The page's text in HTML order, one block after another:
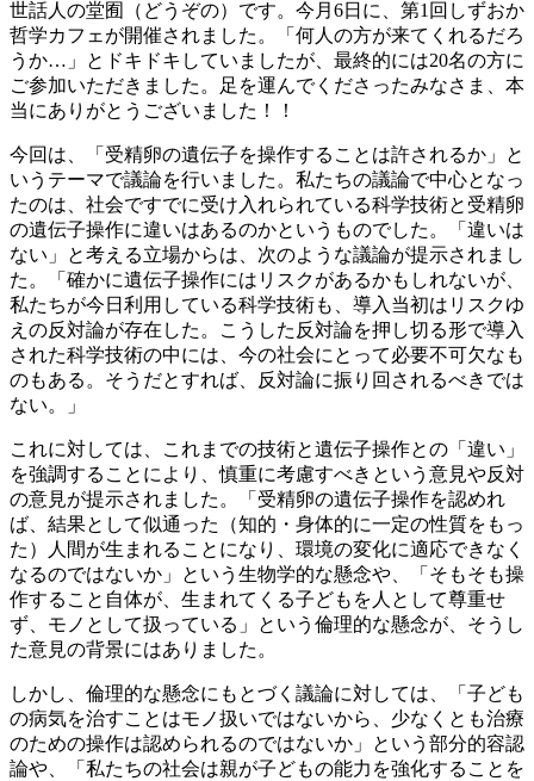
世話人の堂囿（どうぞの）です。今月6日に、第1回しずおか
哲学カフェが開催されました。「何人の方が来てくれるだろ
うか…」とドキドキしていましたが、最終的には20名の方に
ご参加いただきました。足を運んでくださったみなさま、本
当にありがとうございました！！
今回は、「受精卵の遺伝子を操作することは許されるか」と
いうテーマで議論を行いました。私たちの議論で中心となっ
たのは、社会ですでに受け入れられている科学技術と受精卵
の遺伝子操作に違いはあるのかというものでした。「違いは
ない」と考える立場からは、次のような議論が提示されまし
た。「確かに遺伝子操作にはリスクがあるかもしれないが、
私たちが今日利用している科学技術も、導入当初はリスクゆ
えの反対論が存在した。こうした反対論を押し切る形で導入
された科学技術の中には、今の社会にとって必要不可欠なも
のもある。そうだとすれば、反対論に振り回されるべきでは
ない。」
これに対しては、これまでの技術と遺伝子操作との「違い」
を強調することにより、慎重に考慮すべきという意見や反対
の意見が提示されました。「受精卵の遺伝子操作を認めれ
ば、結果として似通った（知的・身体的に一定の性質をもっ
た）人間が生まれることになり、環境の変化に適応できなく
なるのではないか」という生物学的な懸念や、「そもそも操
作すること自体が、生まれてくる子どもを人として尊重せ
ず、モノとして扱っている」という倫理的な懸念が、そうし
た意見の背景にはありました。
しかし、倫理的な懸念にもとづく議論に対しては、「子ども
の病気を治すことはモノ扱いではないから、少なくとも治療
のための操作は認められるのではないか」という部分的容認
論や、「私たちの社会は親が子どもの能力を強化することを